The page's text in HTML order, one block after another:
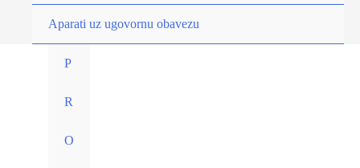
Aparati uz ugovornu obavezu
P
R
O